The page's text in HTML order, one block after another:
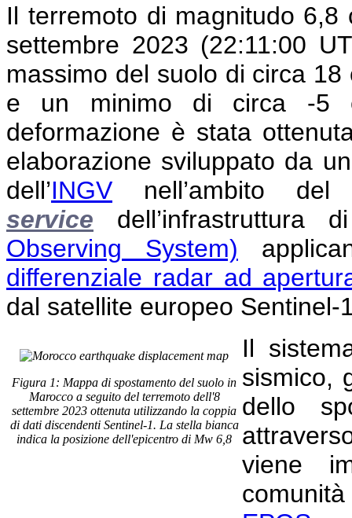
Il terremoto di magnitudo 6,8
settembre 2023 (22:11:00
massimo del suolo di circa
e un minimo di circa -5
deformazione è stata
elaborazione sviluppato da
dell’INGV nell’ambito
service
Observing System)
differenziale radar ad
dal satellite europeo Sentinel-
Figura 1: Mappa di spostamento del suolo in
Marocco a seguito del terremoto dell'8
settembre 2023 ottenuta utilizzando la coppia
di dati discendenti Sentinel-1. La stella bianca
indica la posizione dell'epicentro di Mw 6,8
Il
sismico,
dello
viene